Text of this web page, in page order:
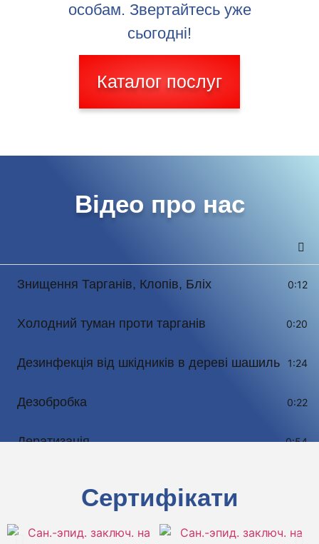
особам. Звертайтесь уже
сьогодні!
Каталог послуг
Відео про нас
Знищення Тарганів, Клопів, Бліх 0:12
Холодний туман проти тарганів 0:20
Дезинфекція від шкідників в дереві шашиль 1:24
Дезобробка 0:22
Дератизація 0:54
Сертифікати